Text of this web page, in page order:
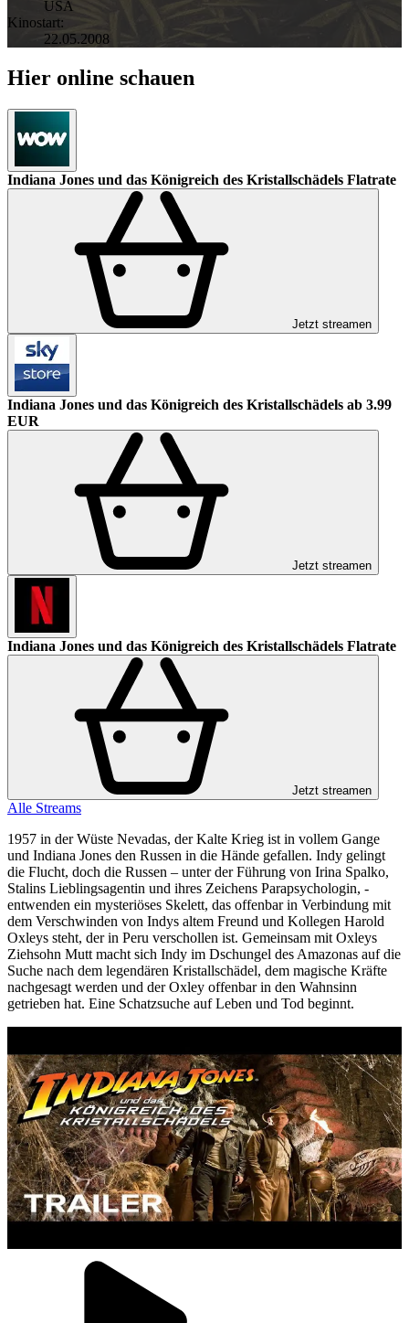
USA
Kinostart:
22.05.2008
Hier online schauen
Indiana Jones und das Königreich des Kristallschädels Flatrate
Jetzt streamen
Indiana Jones und das Königreich des Kristallschädels ab 3.99
EUR
Jetzt streamen
Indiana Jones und das Königreich des Kristallschädels Flatrate
Jetzt streamen
Alle Streams
1957 in der Wüste Nevadas, der Kalte Krieg ist in vollem Gange
und Indiana Jones den Russen in die Hände gefallen. Indy gelingt
die Flucht, doch die Russen – unter der Führung von Irina Spalko,
Stalins Lieblingsagentin und ihres Zeichens Parapsychologin, -
entwenden ein mysteriöses Skelett, das offenbar in Verbindung mit
dem Verschwinden von Indys altem Freund und Kollegen Harold
Oxleys steht, der in Peru verschollen ist. Gemeinsam mit Oxleys
Ziehsohn Mutt macht sich Indy im Dschungel des Amazonas auf die
Suche nach dem legendären Kristallschädel, dem magische Kräfte
nachgesagt werden und der Oxley offenbar in den Wahnsinn
getrieben hat. Eine Schatzsuche auf Leben und Tod beginnt.